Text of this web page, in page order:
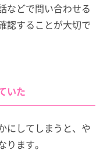
などで問い合わせる
認することが大切で
いた
にしてしまうと、や
ます。